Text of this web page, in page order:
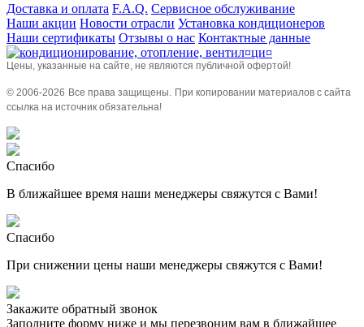
Доставка и оплата F.A.Q. Сервисное обслуживание
Наши акции Новости отрасли Установка кондиционеров
Наши сертификаты Отзывы о нас Контактные данные
Цены, указанные на сайте, не являются публичной офертой!
© 2006-2026 Все права защищены.
При копировании материалов с сайта
ссылка на источник обязательна!
Спасибо
В ближайшее время наши менеджеры свяжутся с Вами!
Спасибо
При снижении цены наши менеджеры свяжутся с Вами!
Закажите обратный звонок
Заполните форму ниже и мы перезвоним вам в ближайшее